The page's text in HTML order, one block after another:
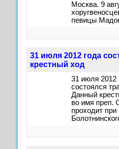
Москва. 9
певицы
31 июля 2012 года
крестный ход
31 июля 2012
состоялся
Данный
во имя преп.
проходит